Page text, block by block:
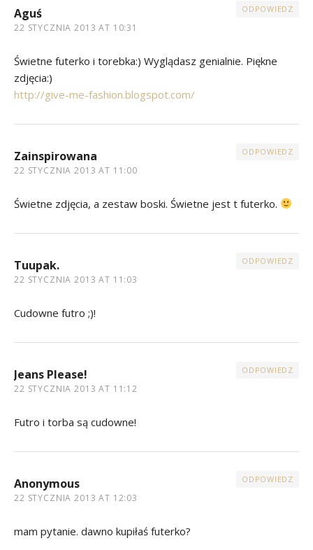
Aguś
22 STYCZNIA 2013 AT 10:31
ODPOWIEDZ
Świetne futerko i torebka:) Wyglądasz genialnie. Piękne
zdjęcia:)
http://give-me-fashion.blogspot.com/
Zainspirowana
22 STYCZNIA 2013 AT 11:00
ODPOWIEDZ
Świetne zdjęcia, a zestaw boski. Świetne jest t futerko.
Tuupak.
22 STYCZNIA 2013 AT 11:03
ODPOWIEDZ
Cudowne futro ;)!
Jeans Please!
22 STYCZNIA 2013 AT 11:12
ODPOWIEDZ
Futro i torba są cudowne!
Anonymous
22 STYCZNIA 2013 AT 12:03
ODPOWIEDZ
mam pytanie. dawno kupiłaś futerko?